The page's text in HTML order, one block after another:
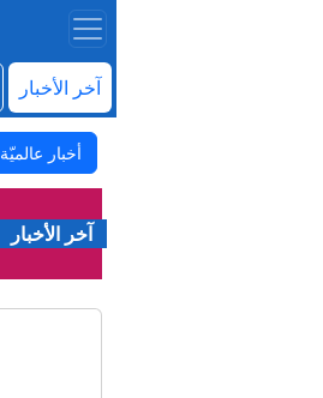
آخر الأخبار
أخبار عالميّة
آخر الأخبار